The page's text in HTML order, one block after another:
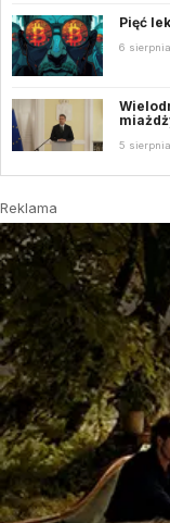
Pięć
6
5
Reklama